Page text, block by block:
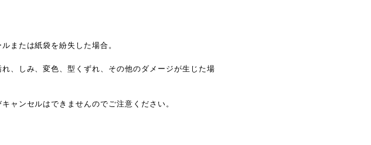
または紙袋を紛失した場合。
、しみ、変色、型くずれ、その他のダメージが生じた場
ャンセルはできませんのでご注意ください。